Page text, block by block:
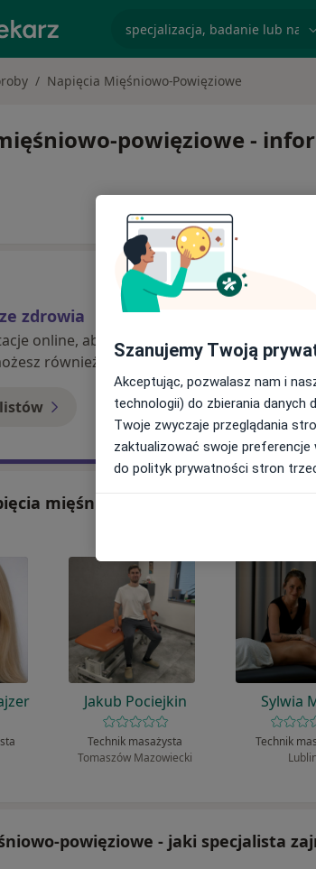
Napięcia Mięśniowo-Powięziowe
powięziowe -
zdrowia
online, aby rozpocząć lub kontynuować
również umówić wizytę w gabinecie.
Jak to działa?
mięśniowo-powięziowe
Jakub Pociejkin
Technik masażysta
Tomaszów Mazowiecki
Sylwia
Technik
powięziowe - jaki specjalista
Szanujemy Twoją
Akceptując, pozwalasz nam i
technologii) do zbierania
Twoje zwyczaje przeglądania
zaktualizować swoje preferencje
do polityk prywatności stron